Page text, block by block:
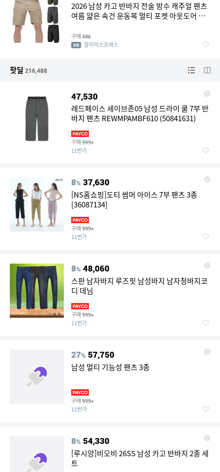
2026 남성 카고 반바지 전술 방수 캐주얼 팬츠
여름 얇은 속건 운동복 멀티 포켓 아웃도어 트
구매 446
알리익스프레스
핫딜 216,488
47,530
레드페이스 세이브존05 남성 드라이 쿨 7부 반
바지 팬츠 REWMPAMBF610 (50841631)
구매 999+
11번가
8% 37,630
[NS홈쇼핑]도티 썸머 아이스 7부 팬츠 3종
[36087134]
구매 999+
11번가
8% 48,060
스판 남자바지 루즈핏 남성바지 남자청바지코
디 데님
구매 999+
11번가
27% 57,750
남성 멀티 기능성 팬츠 3종
구매 999+
11번가
8% 54,330
[루시앙]비오비 26SS 남성 카고 반바지 2종 세
트